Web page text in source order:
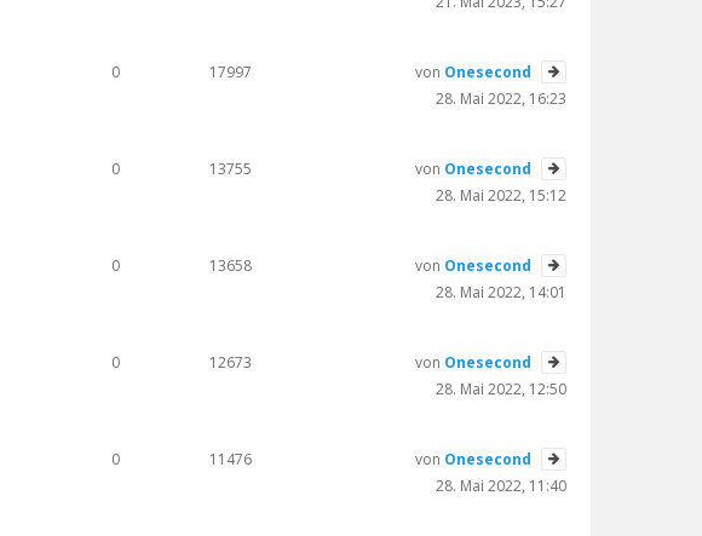
0 17997 von Onesecond
28. Mai 2022, 16:23
0 13755 von Onesecond
28. Mai 2022, 15:12
0 13658 von Onesecond
28. Mai 2022, 14:01
0 12673 von Onesecond
28. Mai 2022, 12:50
0 11476 von Onesecond
28. Mai 2022, 11:40